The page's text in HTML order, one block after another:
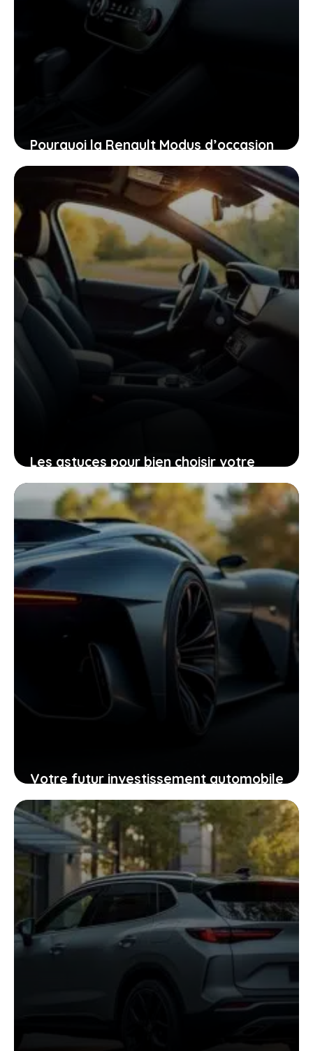
Pourquoi la Renault Modus d’occasion
pourrait bien être la voiture idéale
pour vous aujourd’hui
26 janvier 2026
Les astuces pour bien choisir votre
Peugeot 206 d’occasion grâce à sa
fiche technique
25 janvier 2026
Votre futur investissement automobile
: pourquoi la GTR ou la RZ d’Ultima
supercar pourraient vous surprendre
24 janvier 2026